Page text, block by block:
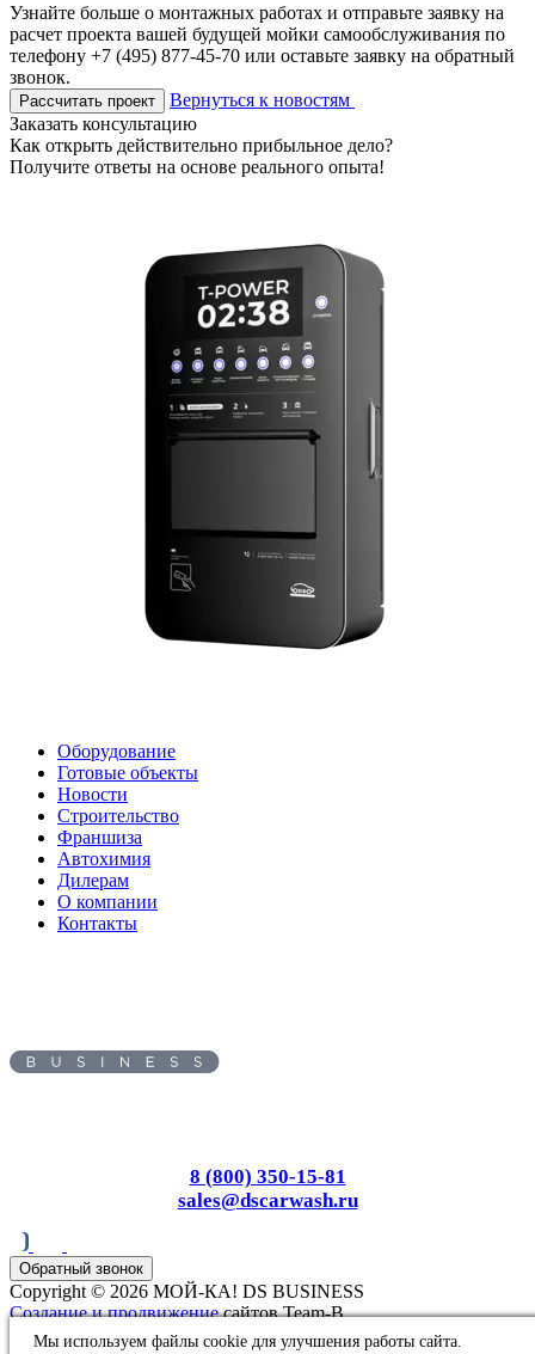
Узнайте больше о монтажных работах и отправьте заявку на
расчет проекта вашей будущей мойки самообслуживания по
телефону +7 (495) 877-45-70 или оставьте заявку на обратный
звонок.
Рассчитать проект
Вернуться к новостям
Заказать консультацию
Как открыть действительно прибыльное дело?
Получите ответы на основе реального опыта!
Оборудование
Готовые объекты
Новости
Строительство
Франшиза
Автохимия
Дилерам
О компании
Контакты
8 (800) 350-15-81
sales@dscarwash.ru
Обратный звонок
Copyright © 2026 МОЙ-КА! DS BUSINESS
Создание и продвижениесайтов Team-B
Информация, представленная на сайте, не является публичной
Мы используем файлы cookie для улучшения работы сайта.